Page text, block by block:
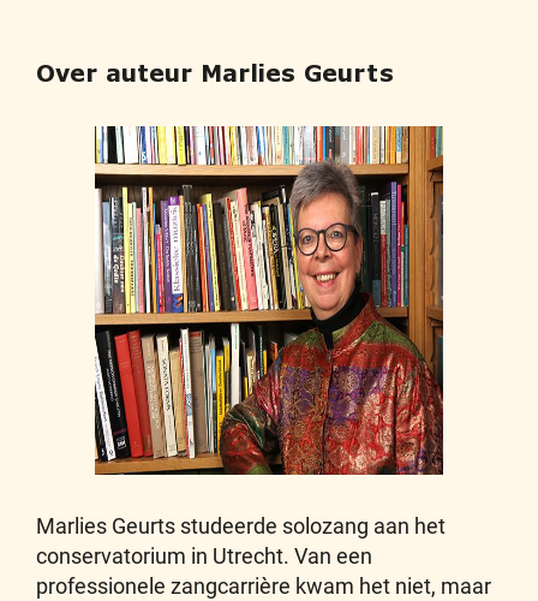
Over auteur Marlies Geurts
Marlies Geurts studeerde solozang aan het
conservatorium in Utrecht. Van een
professionele zangcarrière kwam het niet, maar